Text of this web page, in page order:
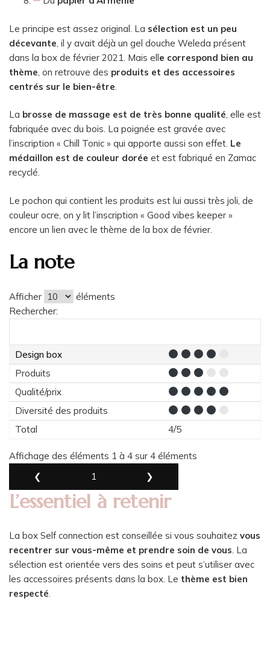
Le principe est assez original. La sélection est un peu
décevante , il y avait déjà un gel douche Weleda présent
dans la box de février 2021. Mais elle correspond bien au
thème , on retrouve des produits et des accessoires
centrés sur le bien-être
La brosse de massage est de très bonne qualité, elle est
fabriquée avec du bois. La poignée est gravée avec
l’inscription « Chill Tonic » qui apporte aussi son effet. Le
médaillon est de couleur dorée et est fabriqué en Zamac
recyclé.
Le pochon qui contient les produits est lui aussi très joli, de
couleur ocre, on y lit l’inscription « Good vibes keeper »
encore un lien avec le thème de la box de février.
La note
Afficher
éléments
Rechercher:
Design box
Produits
Qualité/prix
Diversité des produits
Total
4/5
Affichage des éléments 1 à 4 sur 4 éléments
❮
1 ❯
L’essentiel à retenir
La box Self connection est conseillée si vous souhaitez vous
recentrer sur vous-même et prendre soin de vous. La
sélection est orientée vers des soins et peut s’utiliser avec
les accessoires présents dans la box. Le thème est bien
respecté.